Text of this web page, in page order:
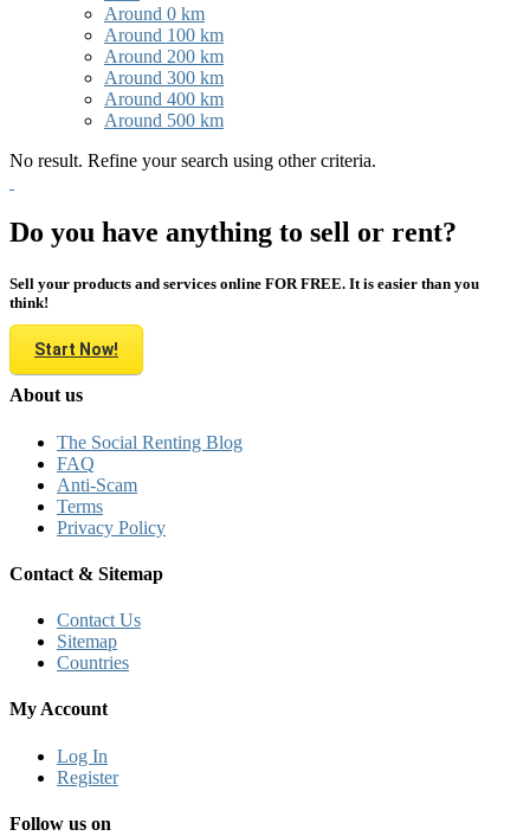
Around 0 km
Around 100 km
Around 200 km
Around 300 km
Around 400 km
Around 500 km
No result. Refine your search using other criteria.
Do you have anything to sell or rent?
Sell your products and services online FOR FREE. It is easier than you
think!
Start Now!
About us
The Social Renting Blog
FAQ
Anti-Scam
Terms
Privacy Policy
Contact & Sitemap
Contact Us
Sitemap
Countries
My Account
Log In
Register
Follow us on